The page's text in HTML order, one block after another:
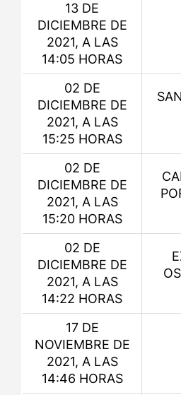
13 DE
DICIEMBRE DE
2021, A LAS
14:05 HORAS
02 DE
DICIEMBRE DE
2021, A LAS
15:25 HORAS
02 DE
DICIEMBRE DE
2021, A LAS
15:20 HORAS
02 DE
DICIEMBRE DE
2021, A LAS
14:22 HORAS
17 DE
NOVIEMBRE DE
2021, A LAS
14:46 HORAS